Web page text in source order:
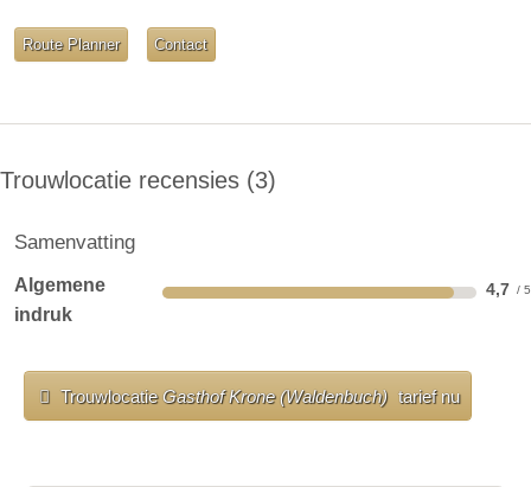
Route Planner Contact
Trouwlocatie recensies 3
Samenvatting
Algemene
indruk
4,7
TrouwlocatieGasthof Krone (Waldenbuch) tarief nu